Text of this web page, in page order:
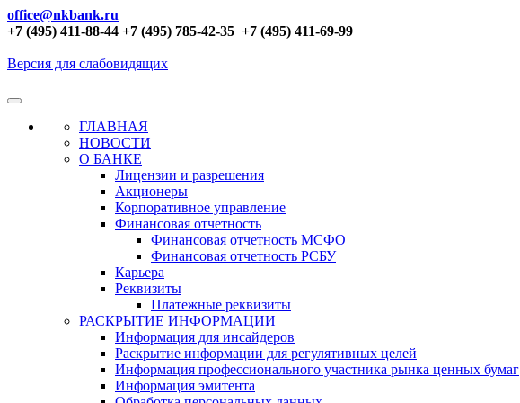
office@nkbank.ru
+7 (495) 411-88-44 +7 (495) 785-42-35 +7 (495) 411-69-99
Версия для слабовидящих
ГЛАВНАЯ
НОВОСТИ
О БАНКЕ
Лицензии и разрешения
Акционеры
Корпоративное управление
Финансовая отчетность
Финансовая отчетность МСФО
Финансовая отчетность РСБУ
Карьера
Реквизиты
Платежные реквизиты
РАСКРЫТИЕ ИНФОРМАЦИИ
Информация для инсайдеров
Раскрытие информации для регулятивных целей
Информация профессионального участника рынка ценных бумаг
Информация эмитента